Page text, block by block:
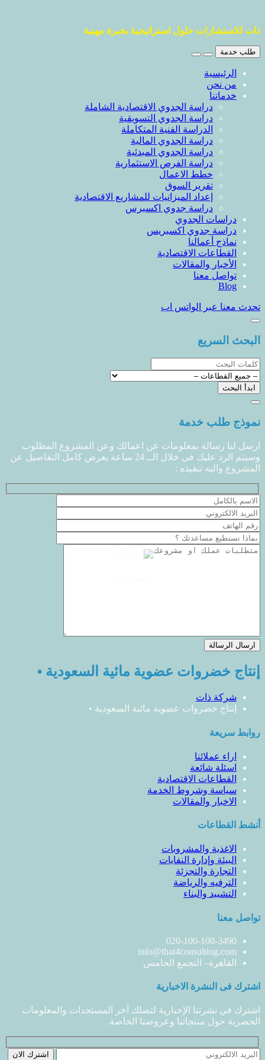
ذات للاستشارات حلول استراتيجية بخبرة مهنية
طلب خدمة
الرئيسية
من نحن
خدماتنا
دراسة الجدوي الاقتصادية الشاملة
دراسة الجدوي التسويقية
الدراسة الفنية المتكاملة
دراسة الجدوي المالية
دراسة الجدوي المبدئية
دراسة الفرص الاستثمارية
خطط الاعمال
تقرير السوق
إعداد الميزانيات للمشاريع الاقتصادية
دراسة جدوي اكسبرس
دراسات الجدوي
دراسة جدوي اكسبريس
نماذج أعمالنا
القطاعات الاقتصادية
الأخبار والمقالات
تواصل معنا
Blog
تحدث معنا عبر الواتس اب
البحث السريع
نموذج طلب خدمة
ارسل لنا رسالة بمعلومات عن اعمالك وعن المشروع المطلوب
وسيتم الرد عليك فى خلال الــ 24 ساعة بعرض كامل التفاصيل عن
المشروع واليه تنفيذه :
إنتاج خضروات عضوية مائية السعودية •
شركة ذات
إنتاج خضروات عضوية مائية السعودية •
روابط سريعة
اراء عملائنا
اسئلة شائعة
القطاعات الاقتصادية
سياسة وشروط الخدمة
الاخبار والمقالات
أنشط القطاعات
الاغذية والمشروبات
البيئة وإدارة النفايات
التجارة والتجزئة
الترفيه والرياضة
التشييد والبناء
تواصل معنا
020-100-100-3490
info@that4consulting.com
القاهرة– التجمع الخامس
اشترك فى النشرة الاخبارية
اشترك في نشرتنا الإخبارية لتصلك آخر المستجدات والمعلومات
الحصرية حول منتجاتنا وعروضنا الخاصة.